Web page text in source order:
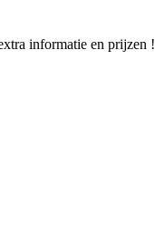
informatie en prijzen !